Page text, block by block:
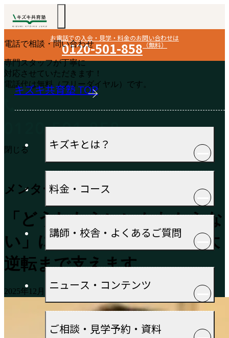
お電話での入会・見学・料金のお問い合わせは
0120-501-858 （無料）
キズキ共育塾 TOP
キズキとは？
料金・コース
講師・校舎・よくあるご質問
ニュース・コンテンツ
ご相談・見学予約・資料
電話で相談・問い合わせ
専門スタッフが丁寧に
対応させていただきます！
電話代は無料（フリーダイヤル）です。
閉じる
メンター紹介
「どうしたらいいかわからな
い」に寄り添い、基礎から大
逆転まで支えます
2025年12月04日 2025年12月16日